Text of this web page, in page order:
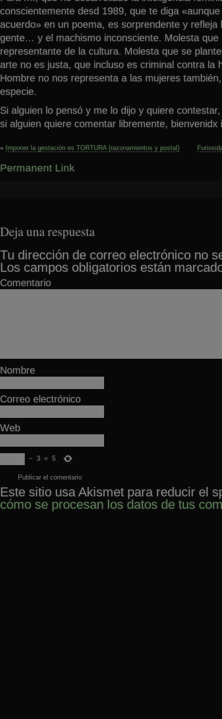
conscientemente desd 1989, que te diga
acuerdo» en un poema, es sorprendente y refleja
gente… y el machismo inconsciente. Molesta que
representante de la cultura. Molesta que se
arte no es justa, que incluso es criminal contra la
Hombre no nos representa a las mujeres
especie.
Si alguien lo pensó y me lo dijo y quiere
si alguien quiere comentar libremente, bienvenidx
« Imponer la gestación es TORTURA (razonamientos y postal)
Permanent Link
Deja una respuesta
Tu dirección de correo electrónico no
Los campos obligatorios están
Comentario
Nombre
Correo electrónico
Web
− 3 = 5
Este sitio usa Akismet para reducir el
cómo se procesan los datos de tus